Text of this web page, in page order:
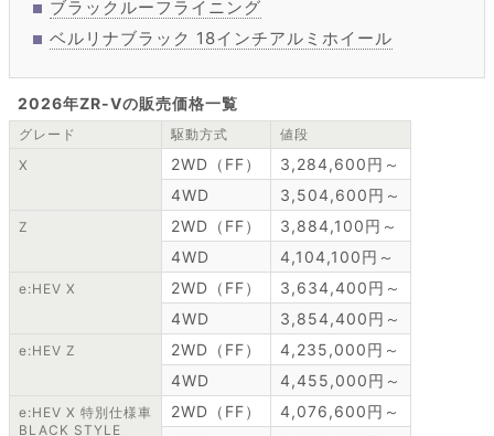
ブラックルーフライニング
ベルリナブラック 18インチアルミホイール
2026年ZR-Vの販売価格一覧
グレード 駆動方式
値段
X
2WD（FF）
3,284,600円～
4WD
3,504,600円～
Z 2WD（FF）
3,884,100円～
4WD
4,104,100円～
e:HEV X 2WD（FF）
3,634,400円～
4WD
3,854,400円～
e:HEV Z 2WD（FF）
4,235,000円～
4WD
4,455,000円～
e:HEV X 特別仕様車
BLACK STYLE
2WD（FF）
4,076,600円～